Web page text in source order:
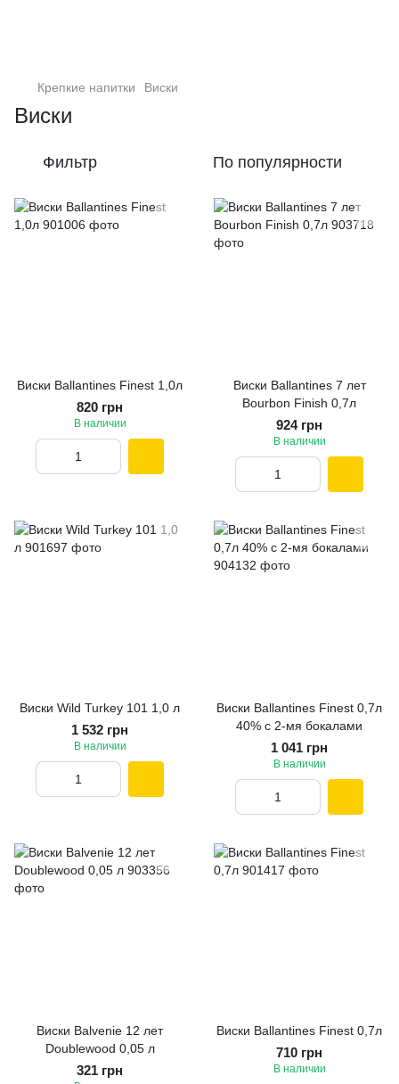
Крепкие напитки Виски
Виски
Фильтр По популярности
Виски Ballantines Finest 1,0л
820 грн
В наличии
Виски Ballantines 7 лет
Bourbon Finish 0,7л
924 грн
В наличии
Виски Wild Turkey 101 1,0 л
1 532 грн
В наличии
Виски Ballantines Finest 0,7л
40% с 2-мя бокалами
1 041 грн
В наличии
Виски Balvenie 12 лет
Doublewood 0,05 л
321 грн
Виски Ballantines Finest 0,7л
710 грн
В наличии